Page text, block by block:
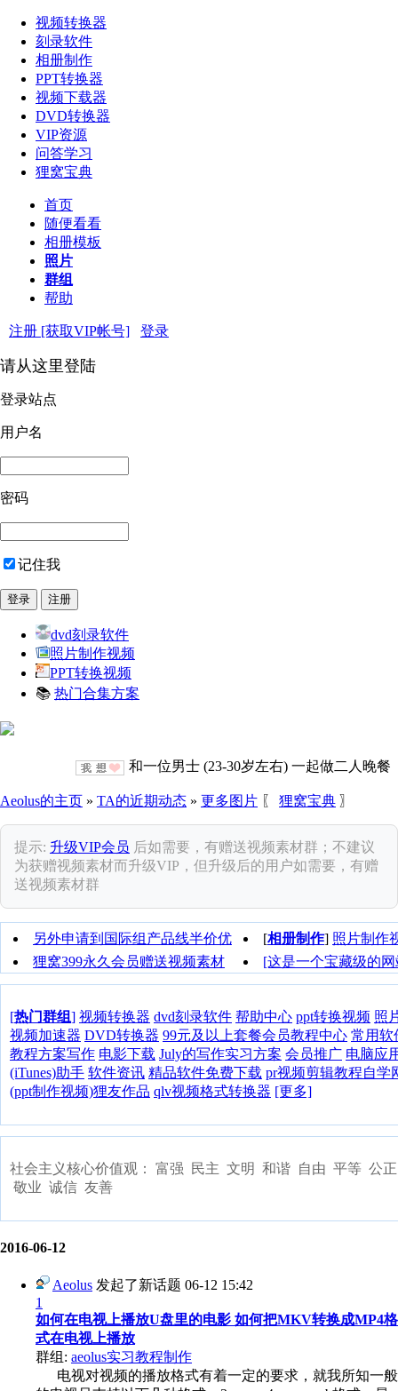
视频转换器
刻录软件
相册制作
PPT转换器
视频下载器
DVD转换器
VIP资源
问答学习
狸窝宝典
首页
随便看看
相册模板
照片
群组
帮助
注册 [获取VIP帐号] 登录
请从这里登陆
登录站点
用户名
密码
记住我
dvd刻录软件
照片制作视频
PPT转换视频
📚 热门合集方案
和一位男士 (23-30岁左右) 一起做二人晚餐
Aeolus的主页 » TA的近期动态 » 更多图片 〖 狸窝宝典 〗
提示: 升级VIP会员 后如需要，有赠送视频素材群；不建议
为获赠视频素材而升级VIP，但升级后的用户如需要，有赠
送视频素材群
另外申请到国际组产品线半价优
惠>>
[相册制作] 照片制作
音乐
狸窝399永久会员赠送视频素材
[这是一个宝藏级的
[热门群组] 视频转换器 dvd刻录软件 帮助中心 ppt转换视频 照
视频加速器 DVD转换器 99元及以上套餐会员教程中心 常用软
教程方案写作 电影下载 July的写作实习方案 会员推广 电脑应
(iTunes)助手 软件资讯 精品软件免费下载 pr视频剪辑教程自学
(ppt制作视频)狸友作品 qlv视频格式转换器 [更多]
社会主义核心价值观： 富强 民主 文明 和谐 自由 平等 公
敬业 诚信 友善
2016-06-12
Aeolus 发起了新话题 06-12 15:42
1
如何在电视上播放U盘里的电影 如何把MKV转换成MP4格
式在电视上播放
群组: aeolus实习教程制作
电视对视频的播放格式有着一定的要求，就我所知一般